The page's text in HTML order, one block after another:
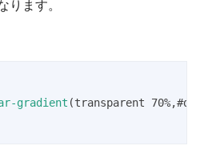
ります。
gradient (transparent